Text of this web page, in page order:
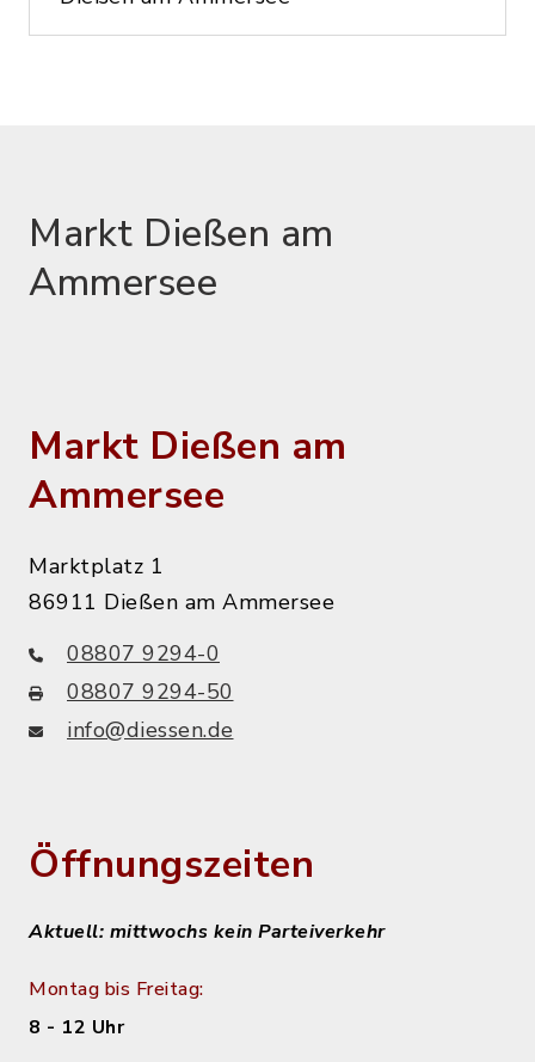
Markt Dießen am
Ammersee
Markt Dießen am
Ammersee
Marktplatz 1
86911 Dießen am Ammersee
08807 9294-0
08807 9294-50
info@diessen.de
Öffnungszeiten
Aktuell: mittwochs kein Parteiverkehr
Montag bis Freitag:
8 - 12 Uhr